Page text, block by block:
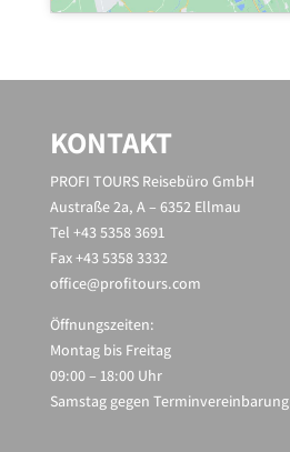
KONTAKT
PROFI TOURS Reisebüro GmbH
Austraße 2a, A – 6352 Ellmau
Tel +43 5358 3691
Fax +43 5358 3332
office@profitours.com
Öffnungszeiten:
Montag bis Freitag
09:00 – 18:00 Uhr
Samstag gegen Terminvereinbarung